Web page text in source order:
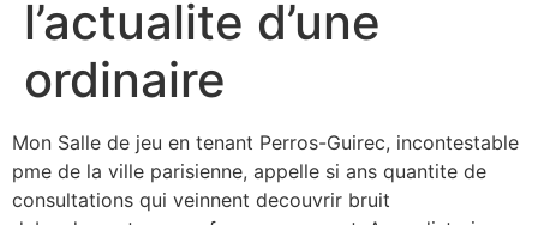
l’actualite d’une
ordinaire
Mon Salle de jeu en tenant Perros-Guirec, incontestable
pme de la ville parisienne, appelle si ans quantite de
consultations qui veinnent decouvrir bruit